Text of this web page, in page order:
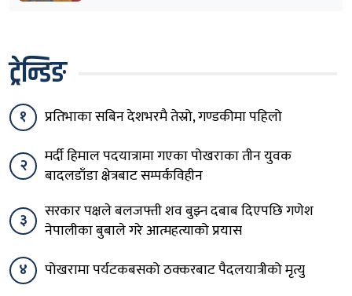
ट्रेन्डिङ
१ प्रतिभाका सबिन देशभरमै तेस्रो, गण्डकीमा पहिलो
२
मर्दी हिमाल पदयात्रामा गएका पोखराका तीन युवक
बादलडाँडा क्षेत्रबाट सम्पर्कविहीन
३
सरकार पक्षले बलजफ्ती शव बुझ्न दबाब दिएपछि गणेश
नेपालीका बुबाले गरे आत्महत्याको प्रयास
४
पोखरामा पर्यटकबसको ठक्करबाट पैदलयात्रीको मृत्यु